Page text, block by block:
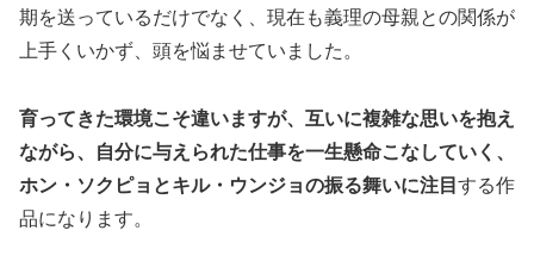
期を送っているだけでなく、現在も義理の母親との関係が
上手くいかず、頭を悩ませていました。
育ってきた環境こそ違いますが、互いに複雑な思いを抱え
ながら、自分に与えられた仕事を一生懸命こなしていく、
ホン・ソクピョとキル・ウンジョの振る舞いに注目 する作
品になります。